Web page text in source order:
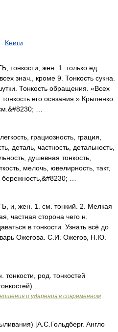
Книги
жен. 1. только ед.
знач., кроме 9. Тонкость сукна.
Тонкость обращения. «Всех
его осязания.» Крыленко.
…
грациозность, грация,
деталь, частность, детальность,
душевная тонкость,
мелочь, ювелирность, такт,
…
и, жен. 1. см. тонкий. 2. Мелкая
частная сторона чего н.
в тонкости. Узнать всё до
Ожегова. С.И. Ожегов, Н.Ю.
тонкости, род. тонкостей
…
и ударения в современном
[А.С.Гольдберг. Англо